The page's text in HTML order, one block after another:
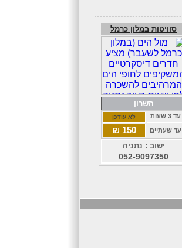
סוויטות במלון כרמל
השרון
עד 3 שעות לא עודכן
עד שעתיים 150 ₪
ישוב : נתניה
052-9097350